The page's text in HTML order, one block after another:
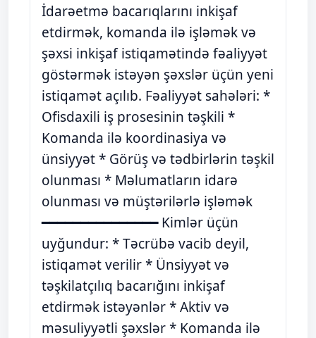
İdarəetmə bacarıqlarını inkişaf
etdirmək, komanda ilə işləmək və
şəxsi inkişaf istiqamətində fəaliyyət
göstərmək istəyən şəxslər üçün yeni
istiqamət açılıb. Fəaliyyət sahələri: *
Ofisdaxili iş prosesinin təşkili *
Komanda ilə koordinasiya və
ünsiyyət * Görüş və tədbirlərin təşkil
olunması * Məlumatların idarə
olunması və müştərilərlə işləmək
━━━━━━━━━━━━━━━ Kimlər üçün
uyğundur: * Təcrübə vacib deyil,
istiqamət verilir * Ünsiyyət və
təşkilatçılıq bacarığını inkişaf
etdirmək istəyənlər * Aktiv və
məsuliyyətli şəxslər * Komanda ilə